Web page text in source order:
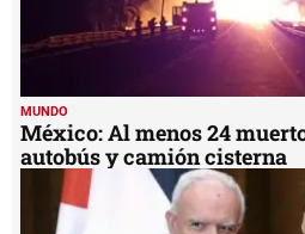
MUNDO
México: Al menos 24
autobús y camión cisterna